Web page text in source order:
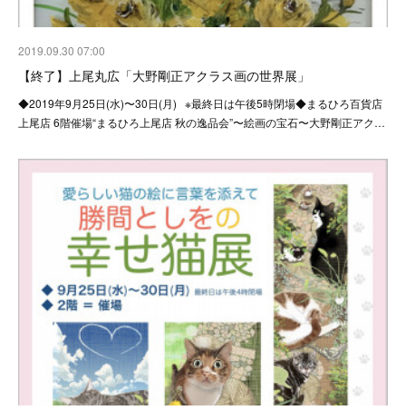
2019.09.30 07:00
【終了】上尾丸広「大野剛正アクラス画の世界展」
◆2019年9月25日(水)〜30日(月) ※最終日は午後5時閉場◆まるひろ百貨店
上尾店 6階催場“まるひろ上尾店 秋の逸品会”〜絵画の宝石〜大野剛正アク…